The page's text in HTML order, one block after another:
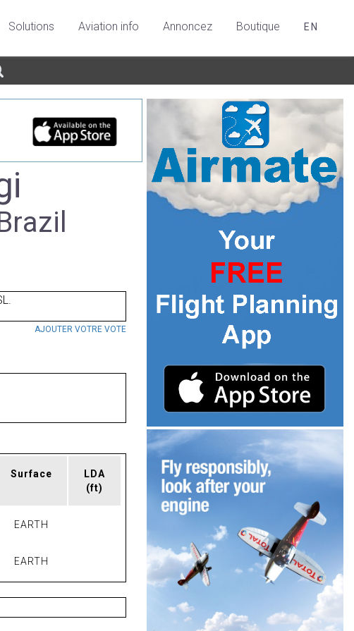
Solutions Aviation info Annoncez Boutique EN
AJOUTER VOTRE VOTE
Surface
LDA
(ft)
EARTH
EARTH